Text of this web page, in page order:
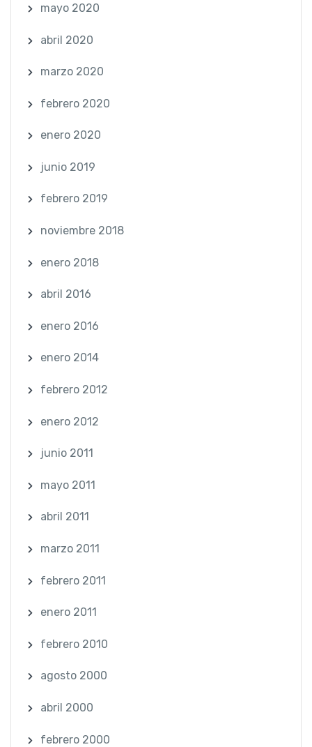
mayo 2020
abril 2020
marzo 2020
febrero 2020
enero 2020
junio 2019
febrero 2019
noviembre 2018
enero 2018
abril 2016
enero 2016
enero 2014
febrero 2012
enero 2012
junio 2011
mayo 2011
abril 2011
marzo 2011
febrero 2011
enero 2011
febrero 2010
agosto 2000
abril 2000
febrero 2000